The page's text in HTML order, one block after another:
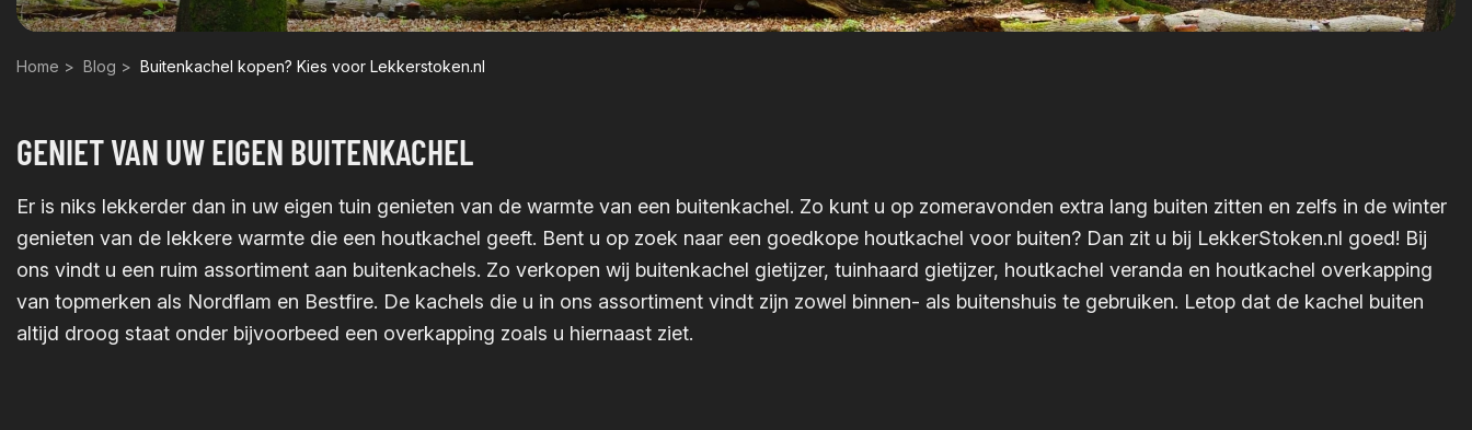
Home Blog Buitenkachel kopen? Kies voor Lekkerstoken.nl
GENIET VAN UW EIGEN BUITENKACHEL
Er is niks lekkerder dan in uw eigen tuin genieten van de warmte van een buitenkachel. Zo kunt u op zomeravonden extra lang buiten zitten en zelfs in de winter
genieten van de lekkere warmte die een houtkachel geeft. Bent u op zoek naar een goedkope houtkachel voor buiten? Dan zit u bij LekkerStoken.nl goed! Bij
ons vindt u een ruim assortiment aan buitenkachels. Zo verkopen wij buitenkachel gietijzer, tuinhaard gietijzer, houtkachel veranda en houtkachel overkapping
van topmerken als Nordflam en Bestfire. De kachels die u in ons assortiment vindt zijn zowel binnen- als buitenshuis te gebruiken. Letop dat de kachel buiten
altijd droog staat onder bijvoorbeed een overkapping zoals u hiernaast ziet.